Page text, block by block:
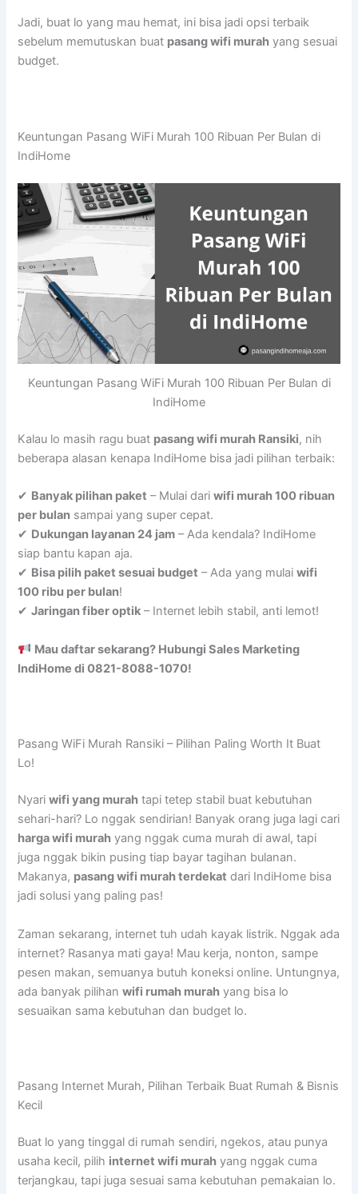
Jadi, buat lo yang mau hemat, ini bisa jadi opsi terbaik
sebelum memutuskan buat pasang wifi murah yang sesuai
budget.
Keuntungan Pasang WiFi Murah 100 Ribuan Per Bulan di
IndiHome
Keuntungan Pasang WiFi Murah 100 Ribuan Per Bulan di
IndiHome
Kalau lo masih ragu buat pasang wifi murah Ransiki, nih
beberapa alasan kenapa IndiHome bisa jadi pilihan terbaik:
✔ Banyak pilihan paket – Mulai dariwifi murah 100 ribuan
per bulan sampai yang super cepat.
✔ Dukungan layanan 24 jam – Ada kendala? IndiHome
siap bantu kapan aja.
✔ Bisa pilih paket sesuai budget – Ada yang mulaiwifi
100 ribu per bulan!
✔Jaringan fiber optik – Internet lebih stabil, anti lemot!
Mau daftar sekarang? Hubungi Sales Marketing
IndiHome di 0821-8088-1070!
Pasang WiFi Murah Ransiki – Pilihan Paling Worth It Buat
Lo!
Nyariwifi yang murah tapi tetep stabil buat kebutuhan
sehari-hari? Lo nggak sendirian! Banyak orang juga lagi cari
harga wifi murah yang nggak cuma murah di awal, tapi
juga nggak bikin pusing tiap bayar tagihan bulanan.
Makanya, pasang wifi murah terdekat dari IndiHome bisa
jadi solusi yang paling pas!
Zaman sekarang, internet tuh udah kayak listrik. Nggak ada
internet? Rasanya mati gaya! Mau kerja, nonton, sampe
pesen makan, semuanya butuh koneksi online. Untungnya,
ada banyak pilihanwifi rumah murah yang bisa lo
sesuaikan sama kebutuhan dan budget lo.
Pasang Internet Murah, Pilihan Terbaik Buat Rumah & Bisnis
Kecil
Buat lo yang tinggal di rumah sendiri, ngekos, atau punya
usaha kecil, pilih internet wifi murah yang nggak cuma
terjangkau, tapi juga sesuai sama kebutuhan pemakaian lo.